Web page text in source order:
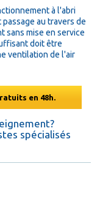
à l'abri
au travers de
sans mise en service
doit être
ventilation de l'air
en 48h.
spécialisés